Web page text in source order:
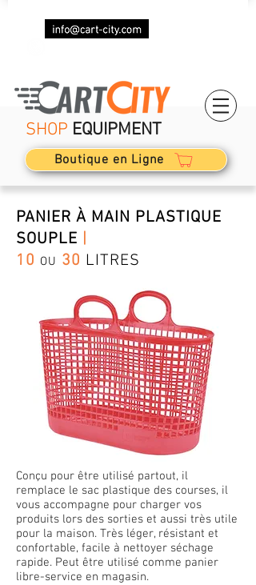
SHOP EQUIPMENT
Boutique en Ligne
PANIER À MAIN PLASTIQUE
SOUPLE |
10 OU 30 LITRES
Conçu pour être utilisé partout, il
remplace le sac plastique des courses, il
vous accompagne pour charger vos
produits lors des sorties et aussi très utile
pour la maison. Très léger, résistant et
confortable, facile à nettoyer séchage
rapide. Peut être utilisé comme panier
libre-service en magasin.